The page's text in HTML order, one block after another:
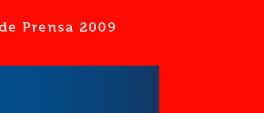
Prensa 2009